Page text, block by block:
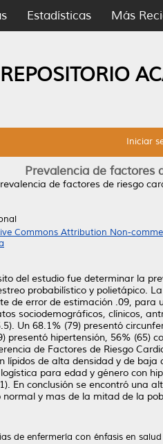
Estadísticas Más
REPOSITORIO
Iniciar
Prevalencia de factores
de factores de riesgo
Commons Attribution Non-
del estudio fue determinar la
probabilístico y polietápico.
de error de estimación .09,
sociodemográficos, clínicos,
Un 68.1% (79) presentó
presentó hipertensión, 56% (65)
de Factores de Riesgo
lípidos de alta densidad y de
para edad y género con
En conclusión se encontró una
y mas de la mitad de la
de enfermería con énfasis en